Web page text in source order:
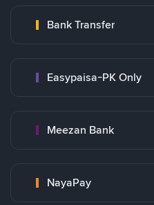
Bank Transfer
Easypaisa-PK Only
Meezan Bank
NayaPay